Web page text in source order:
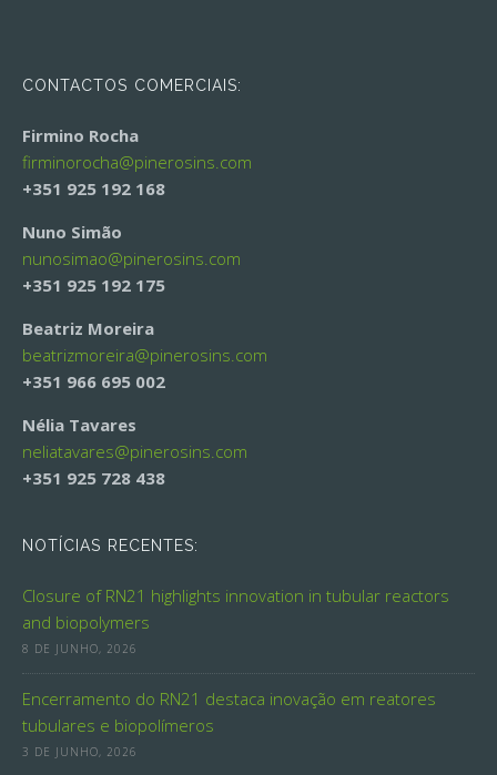
CONTACTOS COMERCIAIS:
Firmino Rocha
firminorocha@pinerosins.com
+351 925 192 168
Nuno Simão
nunosimao@pinerosins.com
+351 925 192 175
Beatriz Moreira
beatrizmoreira@pinerosins.com
+351 966 695 002
Nélia Tavares
neliatavares@pinerosins.com
+351 925 728 438
NOTÍCIAS RECENTES:
Closure of RN21 highlights innovation in tubular reactors
and biopolymers
8 DE JUNHO, 2026
Encerramento do RN21 destaca inovação em reatores
tubulares e biopolímeros
3 DE JUNHO, 2026